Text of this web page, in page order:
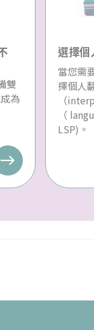
雙
為
選擇個
當您需
擇個人
（
（
LSP)。